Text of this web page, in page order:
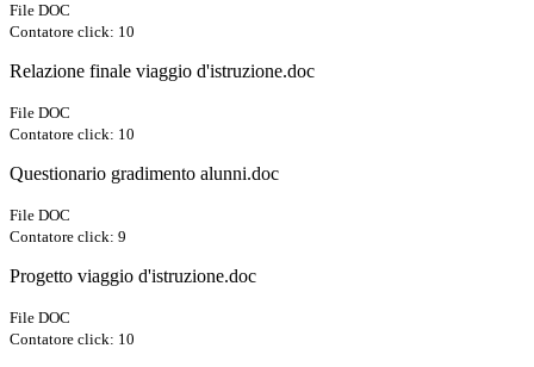
File DOC
Contatore click: 10
Relazione finale viaggio d'istruzione.doc
File DOC
Contatore click: 10
Questionario gradimento alunni.doc
File DOC
Contatore click: 9
Progetto viaggio d'istruzione.doc
File DOC
Contatore click: 10